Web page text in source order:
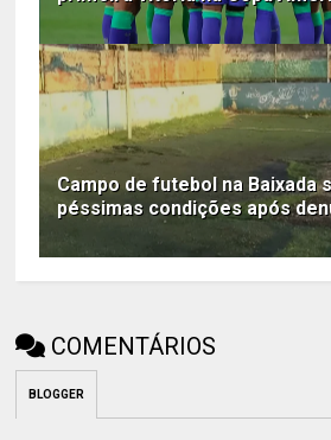
Campo de futebol na Baixada
péssimas condições após
COMENTÁRIOS
BLOGGER